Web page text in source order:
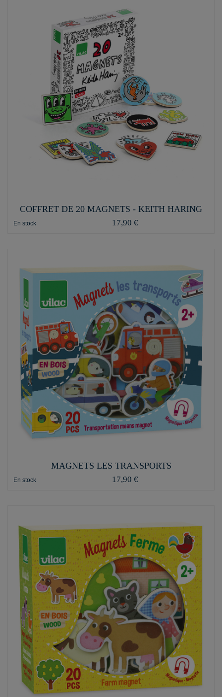
COFFRET DE 20 MAGNETS - KEITH HARING
En stock 17,90 €
MAGNETS LES TRANSPORTS
En stock 17,90 €